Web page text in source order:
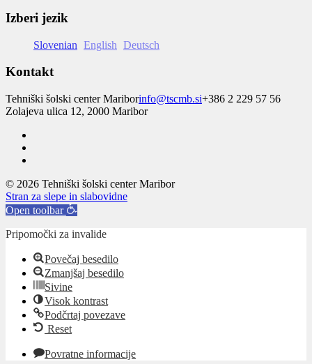
Izberi jezik
Slovenian English Deutsch
Kontakt
Tehniški šolski center Mariborinfo@tscmb.si+386 2 229 57 56
Zolajeva ulica 12, 2000 Maribor
© 2026 Tehniški šolski center Maribor
Stran za slepe in slabovidne
Open toolbar
Pripomočki za invalide
Povečaj besedilo
Zmanjšaj besedilo
Sivine
Visok kontrast
Podčrtaj povezave
Reset
Povratne informacije